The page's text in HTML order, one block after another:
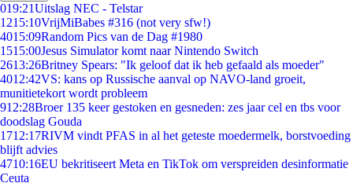
019:21Uitslag NEC - Telstar
1215:10VrijMiBabes #316 (not very sfw!)
4015:09Random Pics van de Dag #1980
1515:00Jesus Simulator komt naar Nintendo Switch
2613:26Britney Spears: "Ik geloof dat ik heb gefaald als moeder"
4012:42VS: kans op Russische aanval op NAVO-land groeit,
munitietekort wordt probleem
912:28Broer 135 keer gestoken en gesneden: zes jaar cel en tbs voor
doodslag Gouda
1712:17RIVM vindt PFAS in al het geteste moedermelk, borstvoeding
blijft advies
4710:16EU bekritiseert Meta en TikTok om verspreiden desinformatie
Ceuta